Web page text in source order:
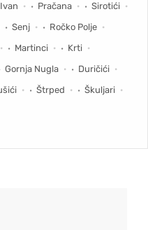
Pračana
Sirotići
Senj
Ročko Polje
Martinci
Krti
Gornja Nugla
Duričići
Štrped
Škuljari